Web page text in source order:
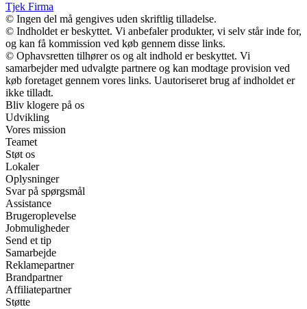
Tjek Firma
© Ingen del må gengives uden skriftlig tilladelse.
© Indholdet er beskyttet. Vi anbefaler produkter, vi selv står inde for,
og kan få kommission ved køb gennem disse links.
© Ophavsretten tilhører os og alt indhold er beskyttet. Vi
samarbejder med udvalgte partnere og kan modtage provision ved
køb foretaget gennem vores links. Uautoriseret brug af indholdet er
ikke tilladt.
Bliv klogere på os
Udvikling
Vores mission
Teamet
Støt os
Lokaler
Oplysninger
Svar på spørgsmål
Assistance
Brugeroplevelse
Jobmuligheder
Send et tip
Samarbejde
Reklamepartner
Brandpartner
Affiliatepartner
Støtte